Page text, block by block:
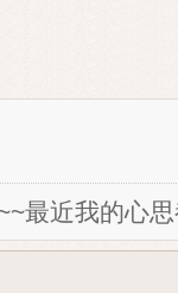
最近我的心